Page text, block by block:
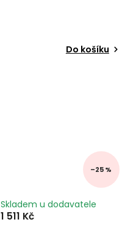
Do košíku
–25 %
Skladem u dodavatele
1 511 Kč